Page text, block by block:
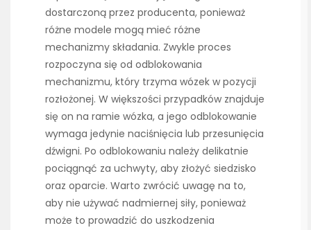
dostarczoną przez producenta, ponieważ
różne modele mogą mieć różne
mechanizmy składania. Zwykle proces
rozpoczyna się od odblokowania
mechanizmu, który trzyma wózek w pozycji
rozłożonej. W większości przypadków znajduje
się on na ramie wózka, a jego odblokowanie
wymaga jedynie naciśnięcia lub przesunięcia
dźwigni. Po odblokowaniu należy delikatnie
pociągnąć za uchwyty, aby złożyć siedzisko
oraz oparcie. Warto zwrócić uwagę na to,
aby nie używać nadmiernej siły, ponieważ
może to prowadzić do uszkodzenia